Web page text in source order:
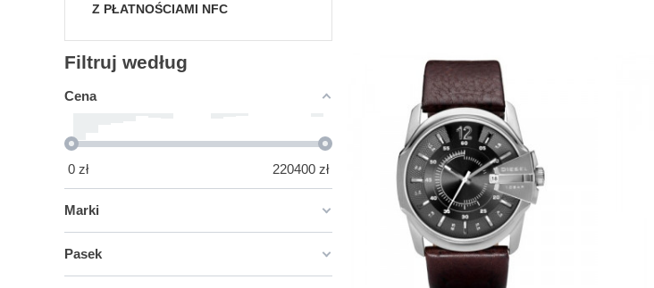
Z PŁATNOŚCIAMI NFC
Filtruj według
Cena
0 zł 220400 zł
Marki
Pasek